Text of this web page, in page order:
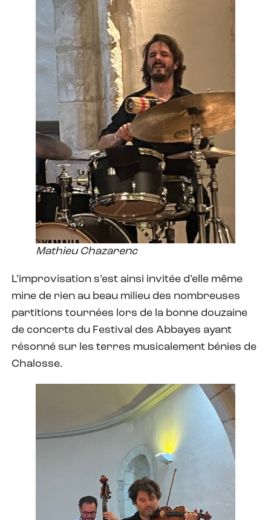
Mathieu Chazarenc
L’improvisation s’est ainsi invitée d’elle même
mine de rien au beau milieu des nombreuses
partitions tournées lors de la bonne douzaine
de concerts du Festival des Abbayes ayant
résonné sur les terres musicalement bénies de
Chalosse.